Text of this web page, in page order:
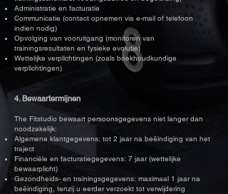
Administratie en facturatie
Communicatie (contact opnemen via e-mail of telefoon
indien nodig)
Opvolging van vooruitgang (monitoren van
trainingsresultaten en fysieke evolutie)
Wettelijke verplichtingen (zoals boekhoudkundige
verplichtingen)
4. Bewaartermijnen
The Fitstudio bewaart persoonsgegevens niet langer dan
noodzakelijk:
Algemene klantgegevens: tot 2 jaar na beëindiging van het
traject
Financiële en facturatiegegevens: 7 jaar (wettelijke
bewaarplicht)
Gezondheids- en trainingsgegevens: maximaal 1 jaar na
beëindiging, tenzij u eerder verzoekt tot verwijdering